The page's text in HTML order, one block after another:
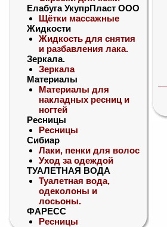
Елабуга УкупрПласт ООО
Щётки массажные
Жидкости
Жидкость для снятия
и разбавления лака.
Зеркала.
Зеркала
Материалы
Материалы для
накладных ресниц и
ногтей
Ресницы
Ресницы
Сибиар
Лаки, пенки для волос
Уход за одеждой
ТУАЛЕТНАЯ ВОДА
Туалетная вода,
одеколоны и
лосьоны.
ФАРЕСС
Ресницы